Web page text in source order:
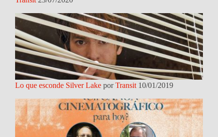
Lo que esconde Silver Lake porTransit 10/01/2019